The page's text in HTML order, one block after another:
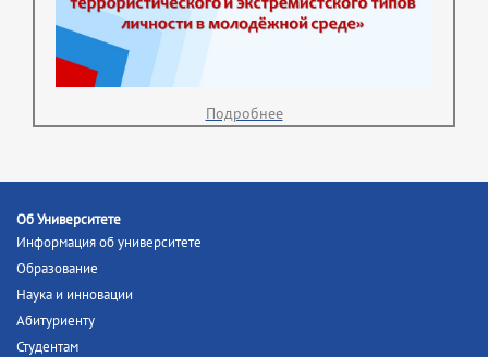
Подробнее
Об Университете
Информация об университете
Образование
Наука и инновации
Абитуриенту
Студентам